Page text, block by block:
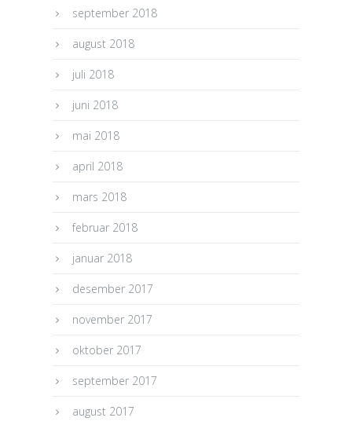
september 2018
august 2018
juli 2018
juni 2018
mai 2018
april 2018
mars 2018
februar 2018
januar 2018
desember 2017
november 2017
oktober 2017
september 2017
august 2017